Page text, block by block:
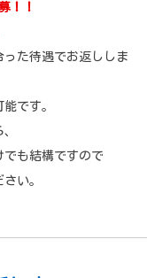
！！
た待遇でお返ししま
です。
でも結構ですので
い。